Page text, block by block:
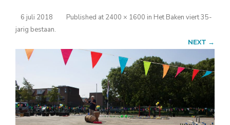
Published
6 juli 2018 at 2400 × 1600 in Het Baken viert 35-
jarig bestaan.
NEXT →